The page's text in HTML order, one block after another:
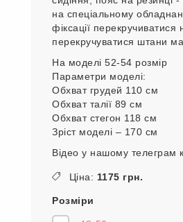
Довжина зовнішнього шва
По внутрішньому- 66 см
Чудовий костюм у смужку
та стильно. Піджак
кармани. По спинки на
Штани на резинці.
Посадка штанів середня,
сидіння, пояс на резинці -
на спеціальному
фіксації перекручиватися
Параметри моделі:
Обхват грудей 110 см